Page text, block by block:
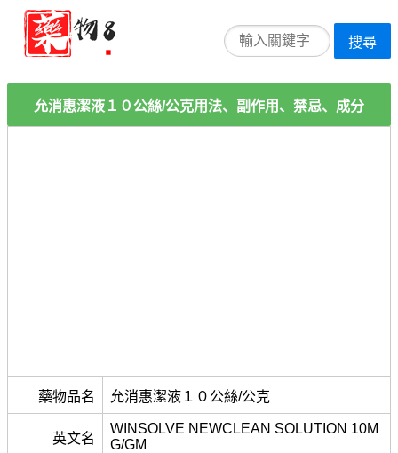
搜尋
允消惠潔液１０公絲/公克用法、副作用、禁忌、成分
藥物品名 允消惠潔液１０公絲/公克
英文名
WINSOLVE NEWCLEAN SOLUTION 10M
G/GM